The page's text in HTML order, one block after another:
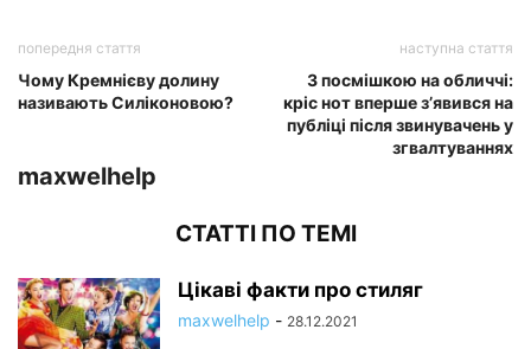
попередня стаття
Чому Кремнієву долину
називають Силіконовою?
наступна стаття
З посмішкою на обличчі:
кріс нот вперше з’явився на
публіці після звинувачень у
згвалтуваннях
maxwelhelp
СТАТТІ ПО ТЕМІ
Цікаві факти про стиляг
maxwelhelp - 28.12.2021